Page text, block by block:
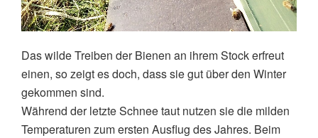
Das wilde Treiben der Bienen an ihrem Stock erfreut
einen, so zeigt es doch, dass sie gut über den Winter
gekommen sind.
Während der letzte Schnee taut nutzen sie die milden
Temperaturen zum ersten Ausflug des Jahres. Beim